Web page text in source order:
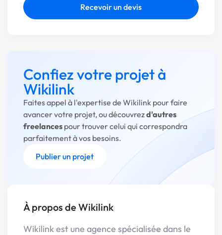
Recevoir un devis
Confiez votre projet à
Wikilink
Faites appel à l'expertise de Wikilink pour faire
avancer votre projet, ou découvrezd'autres
freelances pour trouver celui qui correspondra
parfaitement à vos besoins.
Publier un projet
À propos de Wikilink
Wikilink est une agence spécialisée dans le